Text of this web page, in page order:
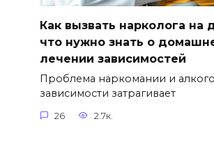
Как вызвать нарколога на
что нужно знать о
лечении зависимостей
Проблема наркомании и
зависимости затрагивает
26 2.7к.